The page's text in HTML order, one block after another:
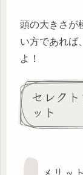
頭の大きさが
い方であれば
よ！
セレク
ット
メリット